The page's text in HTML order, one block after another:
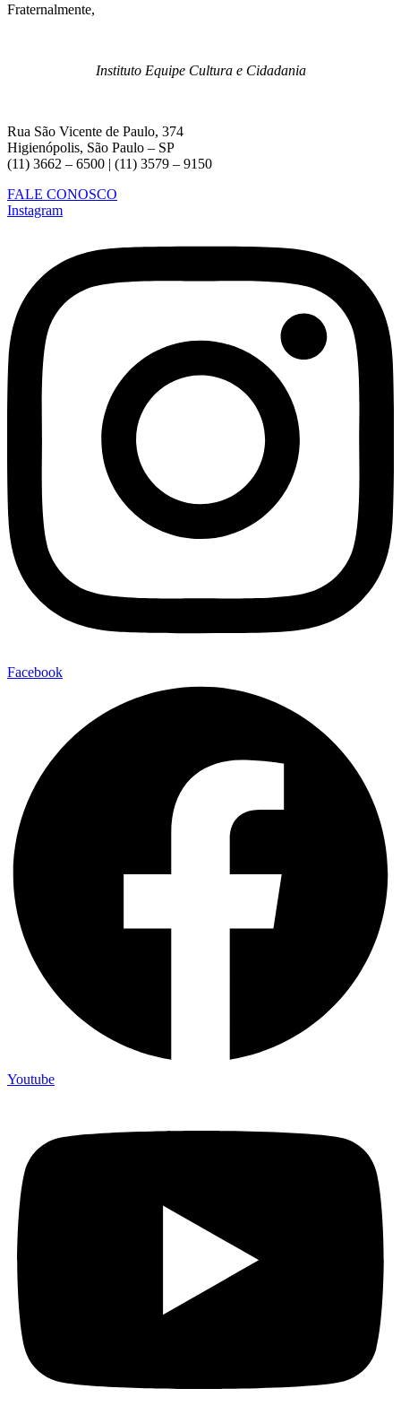
Fraternalmente,
Instituto Equipe Cultura e Cidadania
Rua São Vicente de Paulo, 374
Higienópolis, São Paulo – SP
(11) 3662 – 6500 | (11) 3579 – 9150
FALE CONOSCO
Instagram
Facebook
Youtube